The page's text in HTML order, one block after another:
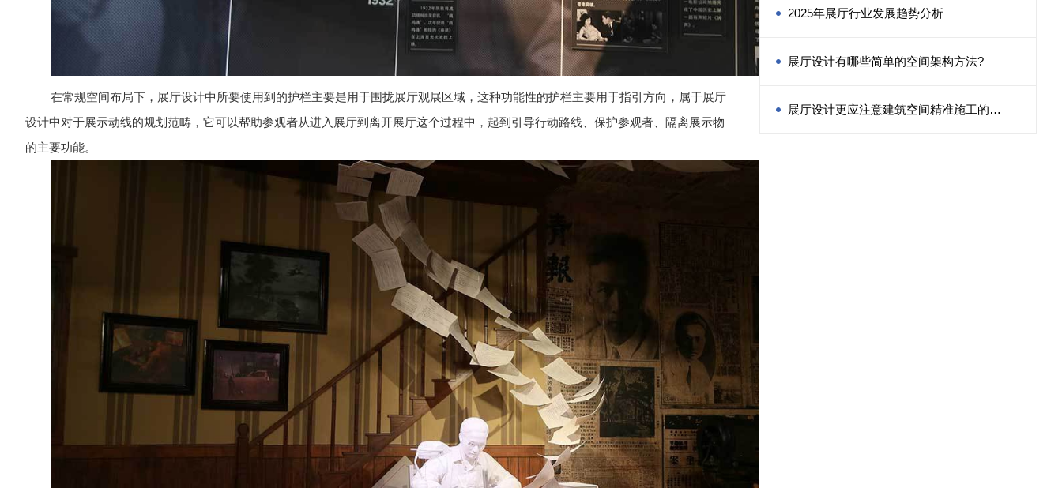
在常规空间布局下，展厅设计中所要使用到的护栏主要是用于围拢展厅观展区域，这种功能性的护栏主要用于指引方向，属于展厅
设计中对于展示动线的规划范畴，它可以帮助参观者从进入展厅到离开展厅这个过程中，起到引导行动路线、保护参观者、隔离展示物
的主要功能。
2025年展厅行业发展趋势分析
展厅设计有哪些简单的空间架构方法?
展厅设计更应注意建筑空间精准施工的方